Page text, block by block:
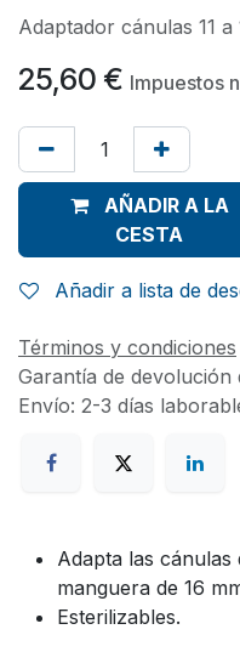
Adaptador cánulas 11 a
25,60 € Impuestos
AÑADIR A LA
CESTA
Añadir a lista de
Términos y condiciones
Garantía de devolución
Envío: 2-3 días
Adapta las cánulas
manguera de 16
Esterilizables.